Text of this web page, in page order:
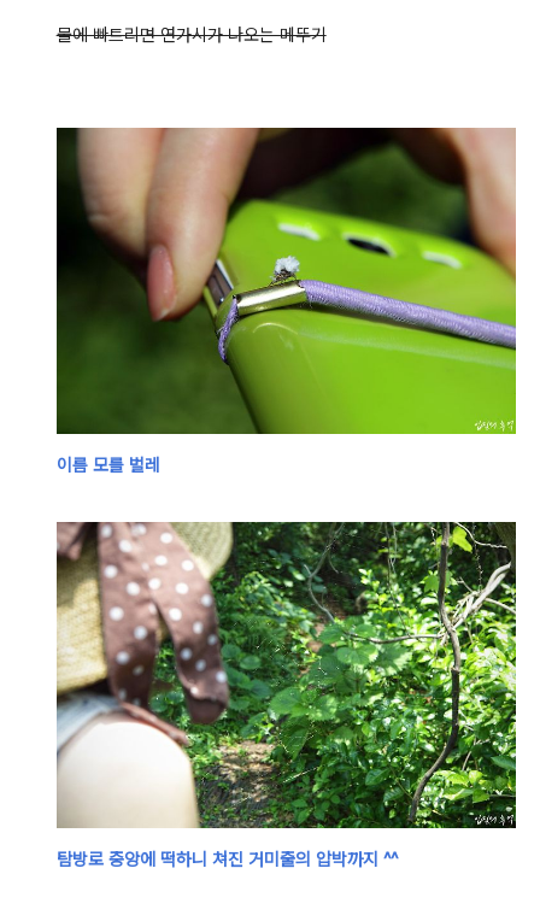
물에 빠트리면 연가시가 나오는 메뚜기
이름 모를 벌레
탐방로 중앙에 떡하니 쳐진 거미줄의 압박까지 ^^